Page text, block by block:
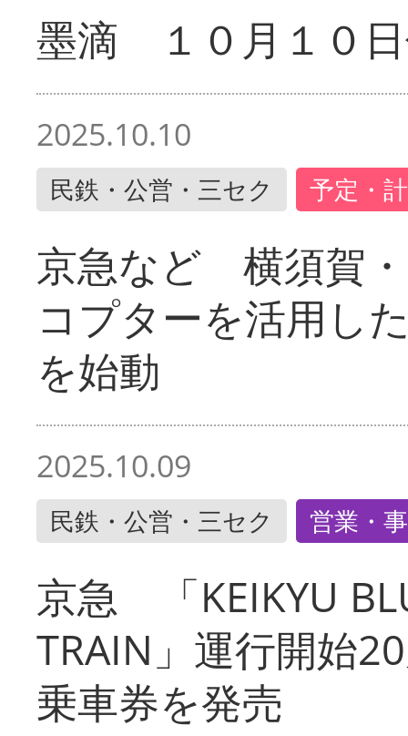
墨滴 １０月１０
2025.10.10
民鉄・公営・三セク 予定・
京急など 横須賀
コプターを活用し
を始動
2025.10.09
民鉄・公営・三セク 営業・
京急 「KEIKYU
TRAIN」運行開始
乗車券を発売